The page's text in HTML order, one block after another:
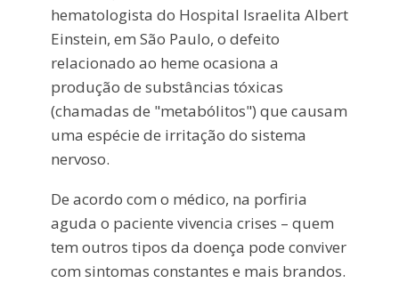
hematologista do Hospital Israelita Albert
Einstein, em São Paulo, o defeito
relacionado ao heme ocasiona a
produção de substâncias tóxicas
(chamadas de "metabólitos") que causam
uma espécie de irritação do sistema
nervoso.
De acordo com o médico, na porfiria
aguda o paciente vivencia crises – quem
tem outros tipos da doença pode conviver
com sintomas constantes e mais brandos.